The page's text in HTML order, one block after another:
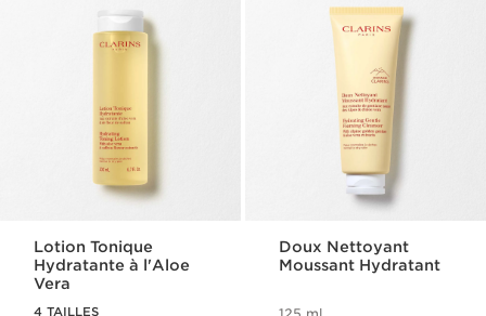
Lotion Tonique
Hydratante à l'Aloe
Vera
4 TAILLES
Doux Nettoyant
Moussant Hydratant